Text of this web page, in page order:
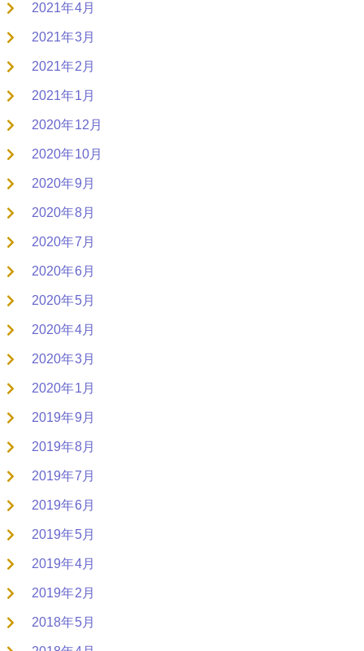
2021年4月
2021年3月
2021年2月
2021年1月
2020年12月
2020年10月
2020年9月
2020年8月
2020年7月
2020年6月
2020年5月
2020年4月
2020年3月
2020年1月
2019年9月
2019年8月
2019年7月
2019年6月
2019年5月
2019年4月
2019年2月
2018年5月